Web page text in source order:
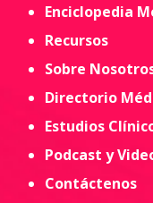
Enciclopedia
Recursos
Sobre
Directorio
Estudios
Podcast y
Contáctenos